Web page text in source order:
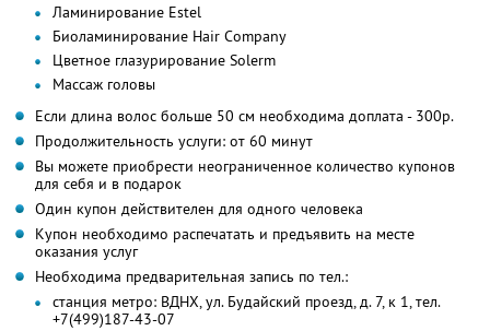
Ламинирование Estel
Биоламинирование Hair Company
Цветное глазурирование Solerm
Массаж головы
Если длина волос больше 50 см необходима доплата - 300р.
Продолжительность услуги: от 60 минут
Вы можете приобрести неограниченное количество купонов
для себя и в подарок
Один купон действителен для одного человека
Купон необходимо распечатать и предъявить на месте
оказания услуг
Необходима предварительная запись по тел.:
станция метро: ВДНХ, ул. Будайский проезд, д. 7, к 1, тел.
+7(499)187-43-07